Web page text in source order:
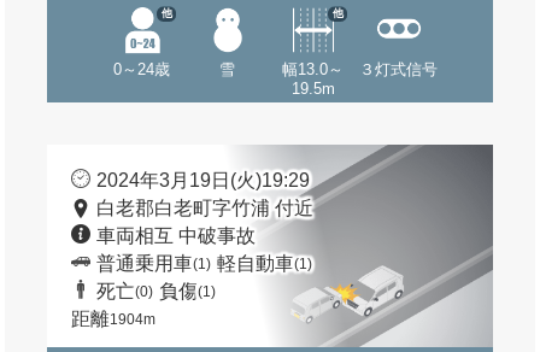
0～24歳
他
雪
幅13.0～
19.5m
他
３灯式信号
2024年3月19日(火)19:29
白老郡白老町字竹浦 付近
車両相互 中破事故
普通乗用車(1) 軽自動車(1)
死亡(0) 負傷(1)
距離1904m